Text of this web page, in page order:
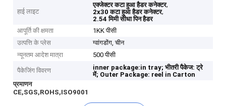
हाई लाइट
एक्जेक्टर कटा हुआ हैडर कनेक्टर,
2x30 कटा हुआ हैडर कनेक्टर,
2.54 मिमी सीधा पिन हैडर
आपूर्ति की क्षमता
1KK पीसी
उत्पत्ति के प्लेस
ग्वांगडोंग, चीन
न्यूनतम आदेश मात्रा
500 पीसी
पैकेजिंग विवरण inner package:in tray; भीतरी पैकेज: ट्रे
में; Outer Package: reel in Carton
प्रमाणन
CE,SGS,ROHS,ISO9001